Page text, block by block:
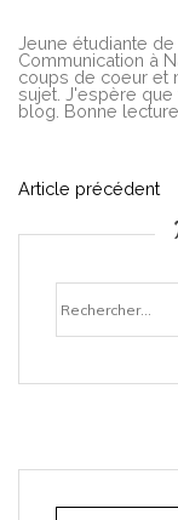
Jeune étudiante
Communication à
coups de coeur et
sujet. J'espère
blog. Bonne
N
i
a
Article précédent
Rechercher :
Adresse e-mail